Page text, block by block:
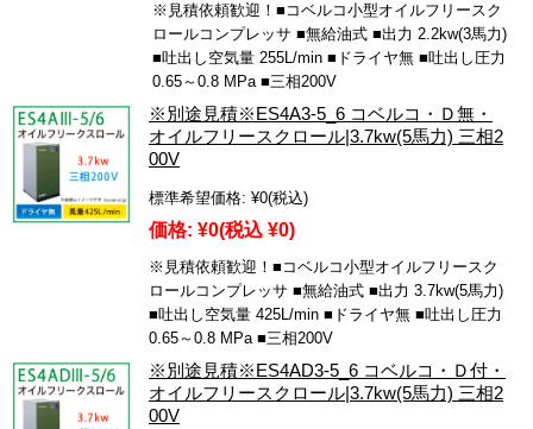
※見積依頼歓迎！■コベルコ小型オイルフリースク
ロールコンプレッサ ■無給油式 ■出力 2.2kw(3馬力)
■吐出し空気量 255L/min ■ドライヤ無 ■吐出し圧力
0.65～0.8 MPa ■三相200V
※別途見積※ES4A3-5_6 コベルコ・Ｄ無・
オイルフリースクロール|3.7kw(5馬力) 三相2
00V
標準希望価格: ¥0(税込)
価格: ¥0(税込 ¥0)
※見積依頼歓迎！■コベルコ小型オイルフリースク
ロールコンプレッサ ■無給油式 ■出力 3.7kw(5馬力)
■吐出し空気量 425L/min ■ドライヤ無 ■吐出し圧力
0.65～0.8 MPa ■三相200V
※別途見積※ES4AD3-5_6 コベルコ・Ｄ付・
オイルフリースクロール|3.7kw(5馬力) 三相2
00V